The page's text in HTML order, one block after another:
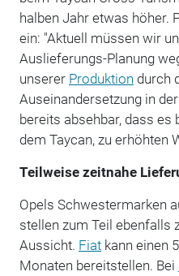
halben Jahr etwas höher.
ein: "Aktuell müssen wir
Auslieferungs-Planung
unserer Produktion durch
Auseinandersetzung in
bereits absehbar, dass es
dem Taycan, zu erhöhten
Teilweise zeitnahe
Opels Schwestermarken
stellen zum Teil ebenfalls
Aussicht. Fiatkann einen
Monaten bereitstellen. Bei